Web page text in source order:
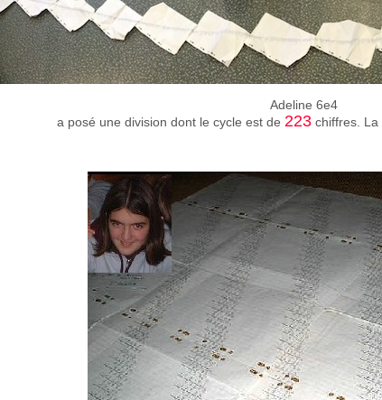
Adeline 6e4
a posé une division dont le cycle est de 223 chiffres. La